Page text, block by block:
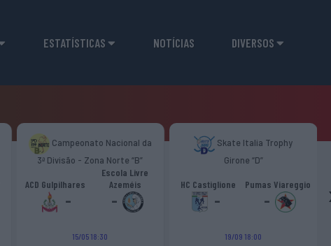
ESTATÍSTICAS NOTÍCIAS DIVERSOS
Campeonato Nacional da
3ª Divisão - Zona Norte “B”
ACD Gulpilhares
-
Escola Livre
Azeméis
-
15/05 18:30
Skate Italia Trophy
Girone “D”
HC Castiglione
-
Pumas Viareggio
-
19/09 18:00